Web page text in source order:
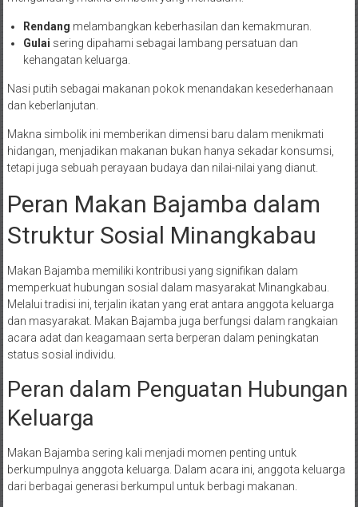
Rendang melambangkan keberhasilan dan kemakmuran.
Gulai sering dipahami sebagai lambang persatuan dan
kehangatan keluarga.
Nasi putih sebagai makanan pokok menandakan kesederhanaan
dan keberlanjutan.
Makna simbolik ini memberikan dimensi baru dalam menikmati
hidangan, menjadikan makanan bukan hanya sekadar konsumsi,
tetapi juga sebuah perayaan budaya dan nilai-nilai yang dianut.
Peran Makan Bajamba dalam
Struktur Sosial Minangkabau
Makan Bajamba memiliki kontribusi yang signifikan dalam
memperkuat hubungan sosial dalam masyarakat Minangkabau.
Melalui tradisi ini, terjalin ikatan yang erat antara anggota keluarga
dan masyarakat. Makan Bajamba juga berfungsi dalam rangkaian
acara adat dan keagamaan serta berperan dalam peningkatan
status sosial individu.
Peran dalam Penguatan Hubungan
Keluarga
Makan Bajamba sering kali menjadi momen penting untuk
berkumpulnya anggota keluarga. Dalam acara ini, anggota keluarga
dari berbagai generasi berkumpul untuk berbagi makanan.